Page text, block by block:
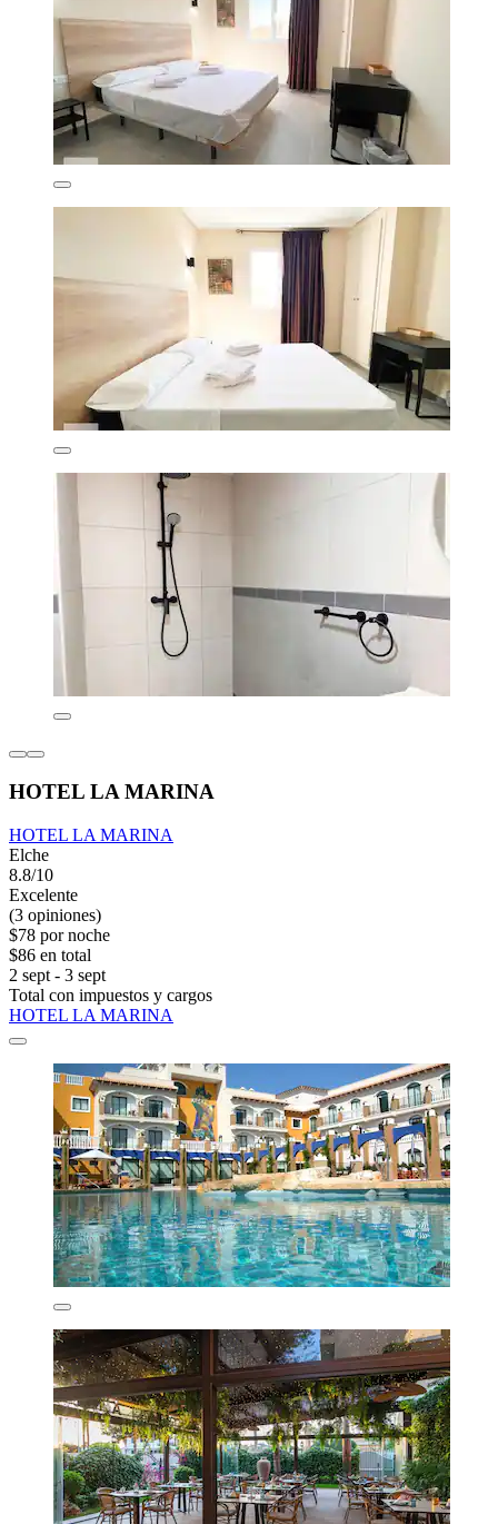
HOTEL LA MARINA
HOTEL LA MARINA
Elche
8.8/10
Excelente
(3 opiniones)
$78 por noche
$86 en total
2 sept - 3 sept
Total con impuestos y cargos
HOTEL LA MARINA